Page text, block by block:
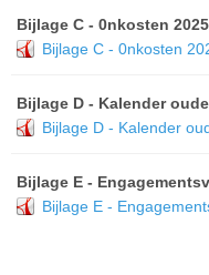
Bijlage C - 0nkosten
Bijlage C - 0nkosten
Bijlage D - Kalender
Bijlage D - Kalender
Bijlage E -
Bijlage E -